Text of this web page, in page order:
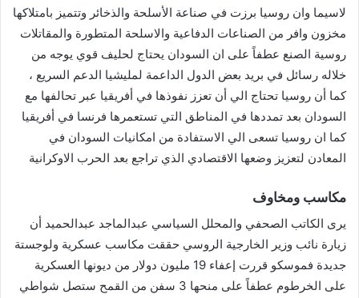
لاسيما وان روسيا برزت في صناعة الأسلحة والذخائر وتتميز بامتلاكها
مخزون وافر من الصناعات الدفاعية والاسلحة المتطورة والمقاتلات
روسية الصنع عطفاً على ان السودان يحتاج لحليف قوي يوجه من
خلاله رسائل في بريد بعض الدول الداعمة لمليشيا الدعم السريع ،
كما أن روسيا تحتاج الي أن تعزز نفوذها في أفريقيا عبر تحالفها مع
السودان بعد تمددها في المناطق التي تستعمرها فرنسا في أفريقيا
كما ان روسيا تسعى الي الاستفادة من امكانيات السودان في
المعادن لتعزيز وضعها الاقتصادي الذي تراجع بعد الحرب الاوكرانية
مكاسب ومخاوف
يرى الكاتب الصحفي والمحلل السياسي عبدالماجد عبدالحميد أن
زيارة نائب وزير الخارجية الروسي حققت مكاسب عسكرية ولوجستة
جديدة فموسكو قررت إعفاء 19 مليون دولار من ديونها العسكرية
على الخرطوم عطفاً على منحها 3 سفن من القمح ستصل شواطي